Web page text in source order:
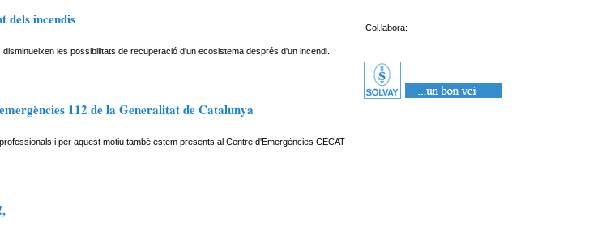
dels incendis
les possibilitats de recuperació d'un ecosistema després d'un incendi.
112 de la Generalitat de Catalunya
i per aquest motiu també estem presents al Centre d'Emergències CECAT
Col.labora: